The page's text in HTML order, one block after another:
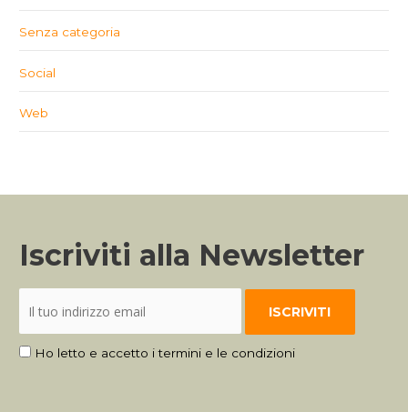
Senza categoria
Social
Web
Iscriviti alla Newsletter
Ho letto e accetto i termini e le condizioni